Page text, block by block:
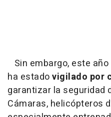
Sin embargo, este año
ha estadovigilado por
garantizar la seguridad
Cámaras, helicópteros